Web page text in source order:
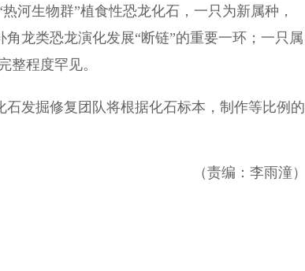
河生物群”植食性恐龙化石，一只为新属种，
龙类恐龙演化发展“断链”的重要一环；一只属
整程度罕见。
发掘修复团队将根据化石标本，制作等比例的
（责编：李雨潼）